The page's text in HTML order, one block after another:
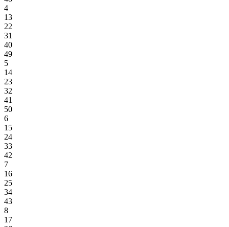
4
13
22
31
40
49
5
14
23
32
41
50
6
15
24
33
42
7
16
25
34
43
8
17